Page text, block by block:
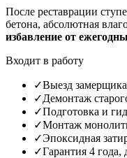
После реставрации
бетона, абсолютная
избавление от
Входит в работу
✓Выезд
✓Демонтаж
✓Подготовка и
✓Монтаж
✓Эпоксидная
✓Гарантия 4 года,